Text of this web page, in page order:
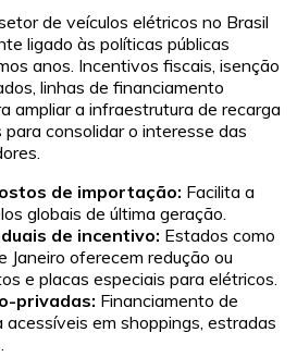
de veículos elétricos no Brasil
ligado às políticas públicas
anos. Incentivos fiscais, isenção
linhas de financiamento
ampliar a infraestrutura de recarga
consolidar o interesse das
de importação: Facilita a
globais de última geração.
de incentivo: Estados como
Janeiro oferecem redução ou
e placas especiais para elétricos.
privadas: Financiamento de
em shoppings, estradas